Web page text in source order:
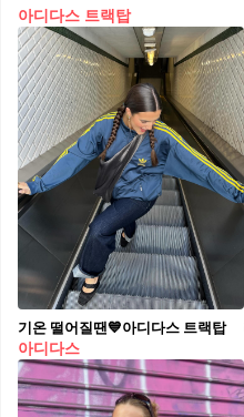
아디다스 트랙탑
기온 떨어질땐💙아디다스 트랙탑
아디다스